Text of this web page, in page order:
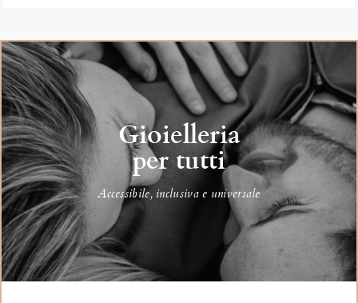
Gioielleria
per tutti
Accessibile, inclusiva e universale